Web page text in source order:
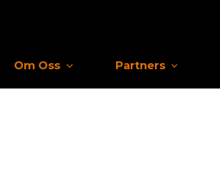
Om Oss Partners